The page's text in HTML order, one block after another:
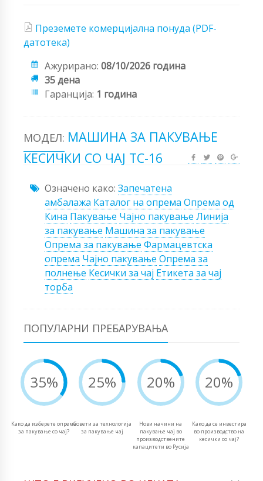
Преземете комерцијална понуда (PDF-
датотека)
Ажурирано: 08/10/2026 година
35 дена
Гаранција: 1 година
МОДЕЛ: МАШИНА ЗА ПАКУВАЊЕ
КЕСИЧКИ СО ЧАЈ TC-16
Означено како: Запечатена
амбалажа Каталог на опрема Опрема од
Кина Пакување Чајно пакување Линија
за пакување Машина за пакување
Опрема за пакување Фармацевтска
опрема Чајно пакување Опрема за
полнење Кесички за чај Етикета за чај
торба
ПОПУЛАРНИ ПРЕБАРУВАЊА
35%
Како да изберете опрема
за пакување со чај?
25%
Совети за технологија
за пакување чај
20%
Нови начини на
пакување чај во
производствените
капацитети во Русија
20%
Како да се инвестира
во производство на
кесички со чај?